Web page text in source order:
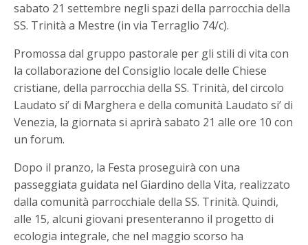
sabato 21 settembre negli spazi della parrocchia della
SS. Trinità a Mestre (in via Terraglio 74/c).
Promossa dal gruppo pastorale per gli stili di vita con
la collaborazione del Consiglio locale delle Chiese
cristiane, della parrocchia della SS. Trinità, del circolo
Laudato si’ di Marghera e della comunità Laudato si’ di
Venezia, la giornata si aprirà sabato 21 alle ore 10 con
un forum.
Dopo il pranzo, la Festa proseguirà con una
passeggiata guidata nel Giardino della Vita, realizzato
dalla comunità parrocchiale della SS. Trinità. Quindi,
alle 15, alcuni giovani presenteranno il progetto di
ecologia integrale, che nel maggio scorso ha